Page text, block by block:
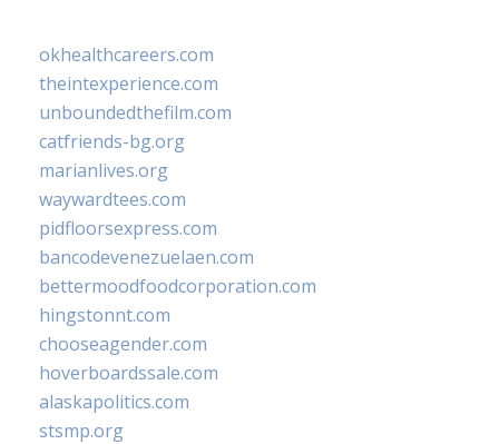
okhealthcareers.com
theintexperience.com
unboundedthefilm.com
catfriends-bg.org
marianlives.org
waywardtees.com
pidfloorsexpress.com
bancodevenezuelaen.com
bettermoodfoodcorporation.com
hingstonnt.com
chooseagender.com
hoverboardssale.com
alaskapolitics.com
stsmp.org